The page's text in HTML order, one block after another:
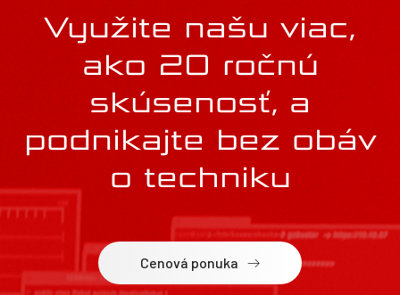
Využite našu viac,
ako 20 ročnú
skúsenosť, a
podnikajte bez obáv
o techniku
Cenová ponuka